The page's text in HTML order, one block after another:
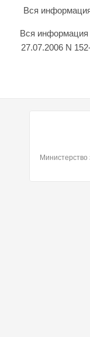
Вся
Вся информация
27.07.2006 N
Министерство